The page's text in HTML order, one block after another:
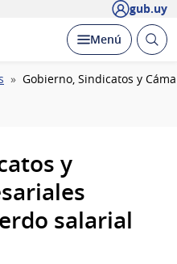
gub.uy
Desplegar
Menú Abrir
Gobierno, Sindicatos y
y
salarial